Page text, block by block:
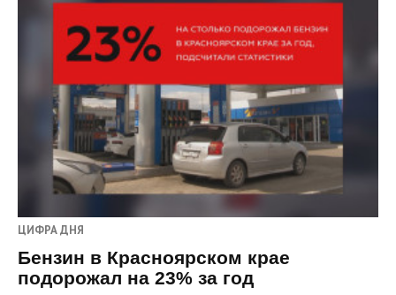
ЦИФРА ДНЯ
Бензин в Красноярском крае
подорожал на 23% за год